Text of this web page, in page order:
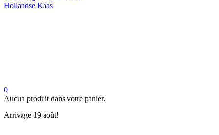
0
Aucun produit dans votre panier.
Arrivage 19 août!